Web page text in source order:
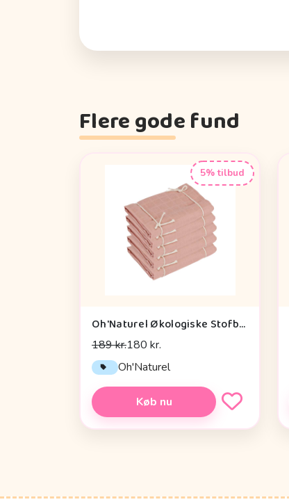
Flere gode fund
5% tilbud
Oh'Naturel Økologiske Stofbleer - 5-pak - Rose
189 kr.180 kr.
Oh'Naturel
Køb nu